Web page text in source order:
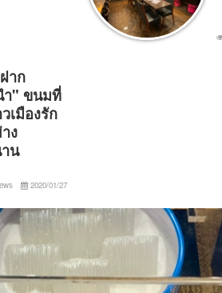
าก
ำ" ขนมที่
เมืองรัก
ง
น
2020/01/27